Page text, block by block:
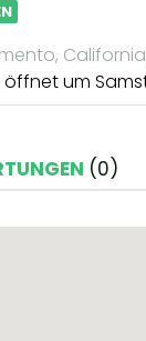
California,
um
(0)